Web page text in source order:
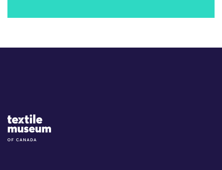
Site Logo